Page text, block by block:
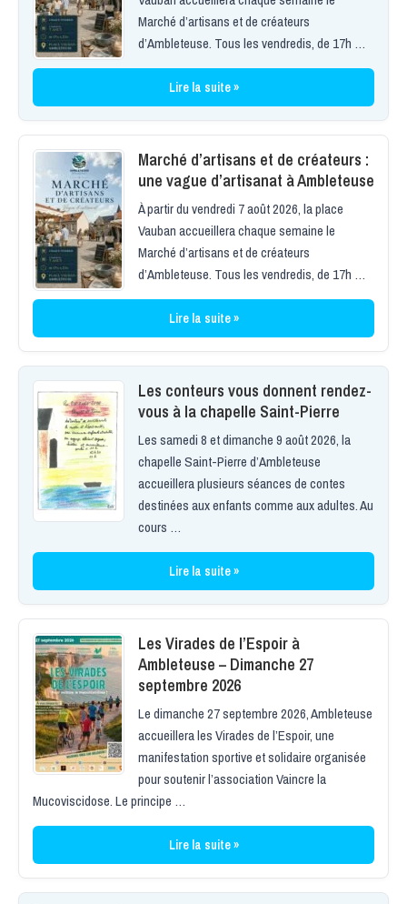
Marché d’artisans et de créateurs
d’Ambleteuse. Tous les vendredis, de 17h …
Lire la suite »
Marché d’artisans et de créateurs :
une vague d’artisanat à Ambleteuse
À partir du vendredi 7 août 2026, la place
Vauban accueillera chaque semaine le
Marché d’artisans et de créateurs
d’Ambleteuse. Tous les vendredis, de 17h …
Lire la suite »
Les conteurs vous donnent rendez-
vous à la chapelle Saint-Pierre
Les samedi 8 et dimanche 9 août 2026, la
chapelle Saint-Pierre d’Ambleteuse
accueillera plusieurs séances de contes
destinées aux enfants comme aux adultes. Au
cours …
Lire la suite »
Les Virades de l’Espoir à
Ambleteuse – Dimanche 27
septembre 2026
Le dimanche 27 septembre 2026, Ambleteuse
accueillera les Virades de l’Espoir, une
manifestation sportive et solidaire organisée
pour soutenir l’association Vaincre la
Mucoviscidose. Le principe …
Lire la suite »